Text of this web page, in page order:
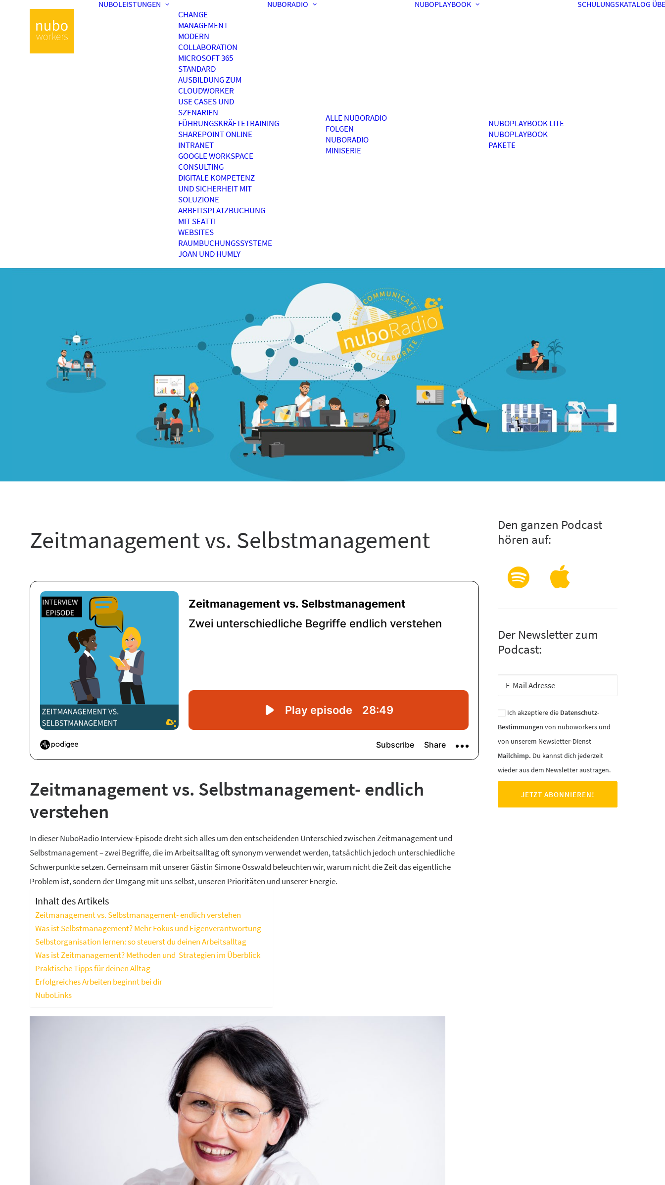
NUBOLEISTUNGEN
CHANGE
MANAGEMENT
MODERN
COLLABORATION
MICROSOFT 365
STANDARD
AUSBILDUNG ZUM
CLOUDWORKER
USE CASES UND
SZENARIEN
FÜHRUNGSKRÄFTETRAINING
SHAREPOINT ONLINE
INTRANET
GOOGLE WORKSPACE
CONSULTING
DIGITALE KOMPETENZ
UND SICHERHEIT MIT
SOLUZIONE
ARBEITSPLATZBUCHUNG
MIT SEATTI
WEBSITES
RAUMBUCHUNGSSYSTEME
JOAN UND HUMLY
NUBORADIO
ALLE NUBORADIO
FOLGEN
NUBORADIO
MINISERIE
NUBOPLAYBOOK
NUBOPLAYBOOK LITE
NUBOPLAYBOOK
PAKETE
SCHULUNGSKATALOG
Zeitmanagement vs. Selbstmanagement
Zeitmanagement vs. Selbstmanagement- endlich
verstehen
In dieser NuboRadio Interview-Episode dreht sich alles um den entscheidenden Unterschied zwischen Zeitmanagement und
Selbstmanagement – zwei Begriffe, die im Arbeitsalltag oft synonym verwendet werden, tatsächlich jedoch unterschiedliche
Schwerpunkte setzen. Gemeinsam mit unserer Gästin Simone Osswald beleuchten wir, warum nicht die Zeit das eigentliche
Problem ist, sondern der Umgang mit uns selbst, unseren Prioritäten und unserer Energie.
Inhalt des Artikels
Zeitmanagement vs. Selbstmanagement- endlich verstehen
Was ist Selbstmanagement? Mehr Fokus und Eigenverantwortung
Selbstorganisation lernen: so steuerst du deinen Arbeitsalltag
Was ist Zeitmanagement? Methoden und Strategien im Überblick
Praktische Tipps für deinen Alltag
Erfolgreiches Arbeiten beginnt bei dir
NuboLinks
Den ganzen Podcast
hören auf:
Der Newsletter zum
Podcast:
Ich akzeptiere die Datenschutz-
Bestimmungen von nuboworkers und
von unserem Newsletter-Dienst
Mailchimp. Du kannst dich jederzeit
wieder aus dem Newsletter austragen.